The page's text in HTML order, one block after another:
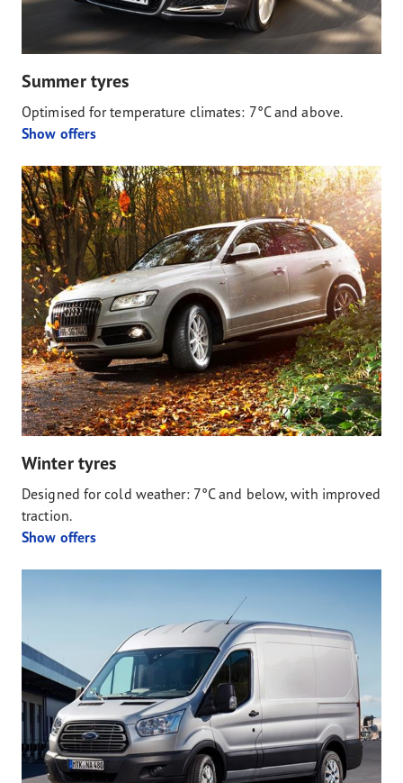
Summer tyres
Optimised for temperature climates: 7°C and above.
Show offers
Winter tyres
Designed for cold weather: 7°C and below, with improved
traction.
Show offers